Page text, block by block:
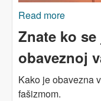
Read more
Znate ko
obaveznoj
Kako je obavezna
fašizmom.